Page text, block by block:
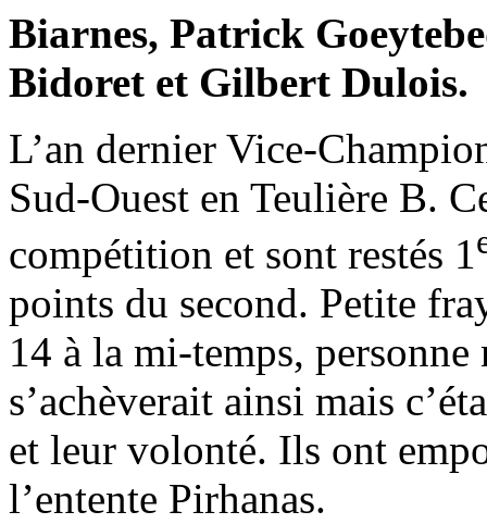
Biarnes, Patrick
Bidoret et Gilbert Dulois.
L’an dernier Vice-
Sud-Ouest en Teulière B.
compétition et sont restés 1
points du second. Petite
14 à la mi-temps,
s’achèverait ainsi mais
et leur volonté. Ils ont
l’entente Pirhanas.